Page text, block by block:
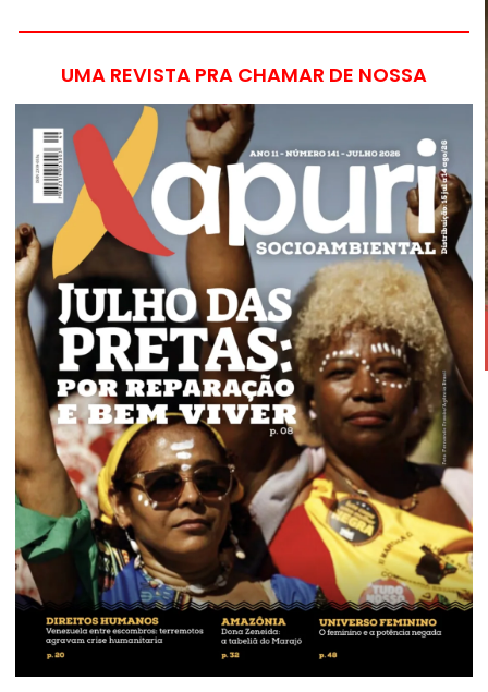
UMA REVISTA PRA CHAMAR DE NOSSA